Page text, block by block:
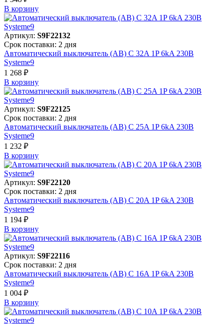
В корзинy
Артикул: S9F22132
Срок поставки: 2 дня
Автоматический выключатель (АВ) C 32A 1P 6kA 230В
Systeme9
1 268 ₽
В корзинy
Артикул: S9F22125
Срок поставки: 2 дня
Автоматический выключатель (АВ) C 25A 1P 6kA 230В
Systeme9
1 232 ₽
В корзинy
Артикул: S9F22120
Срок поставки: 2 дня
Автоматический выключатель (АВ) C 20A 1P 6kA 230В
Systeme9
1 194 ₽
В корзинy
Артикул: S9F22116
Срок поставки: 2 дня
Автоматический выключатель (АВ) C 16A 1P 6kA 230В
Systeme9
1 004 ₽
В корзинy